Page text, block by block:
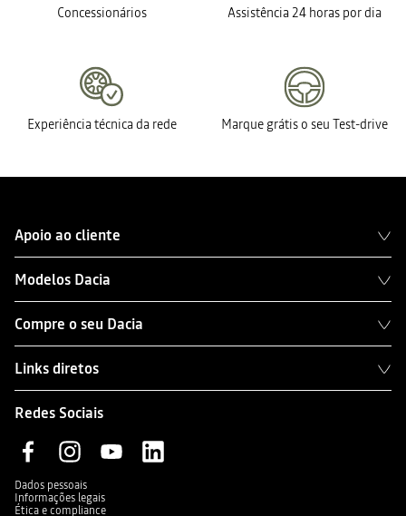
Concessionários Assistência 24 horas por dia
Experiência técnica da rede Marque grátis o seu Test-drive
Apoio ao cliente
Modelos Dacia
Compre o seu Dacia
Links diretos
Redes Sociais
Dados pessoais
Informações legais
Ética e compliance